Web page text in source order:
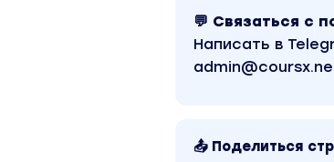
💬 Связаться с
Написать в
📤 Поделиться